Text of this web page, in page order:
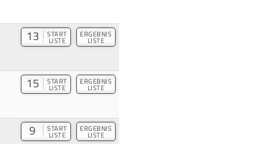
13 START
LISTE
ERGEBNIS
LISTE
15 START
LISTE
ERGEBNIS
LISTE
9 START
LISTE
ERGEBNIS
LISTE